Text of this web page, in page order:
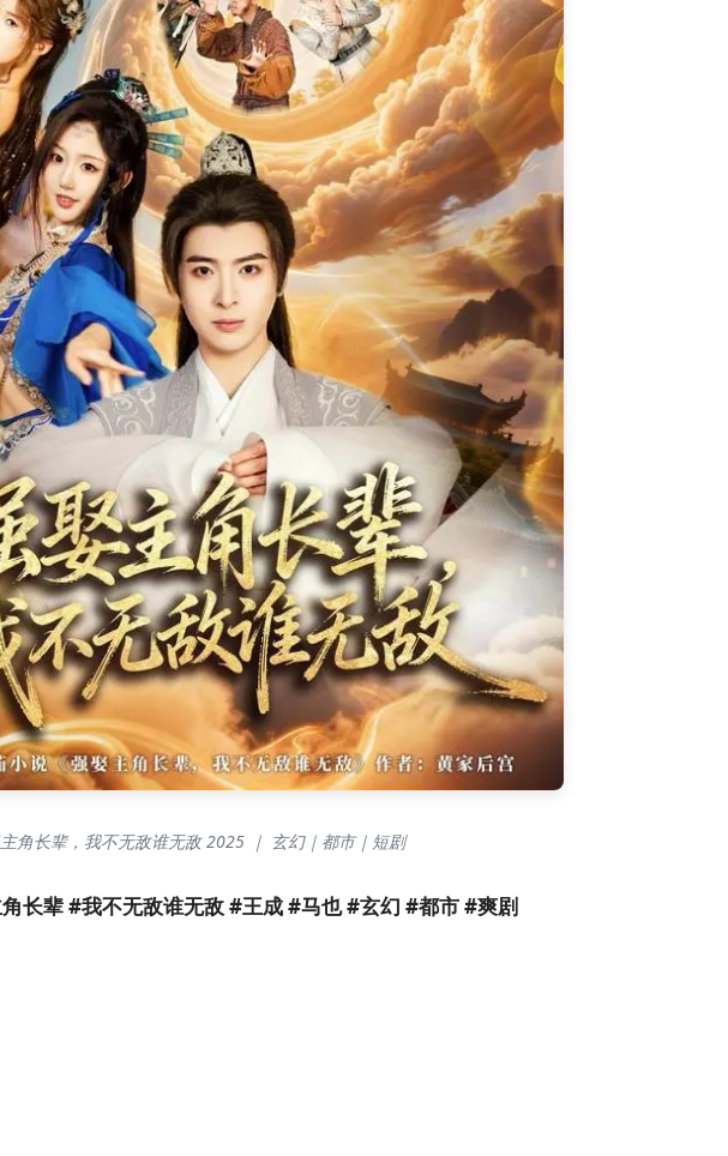
角长辈，我不无敌谁无敌 2025 ｜ 玄幻｜都市｜短剧
长辈 #我不无敌谁无敌 #王成 #马也 #玄幻 #都市 #爽剧